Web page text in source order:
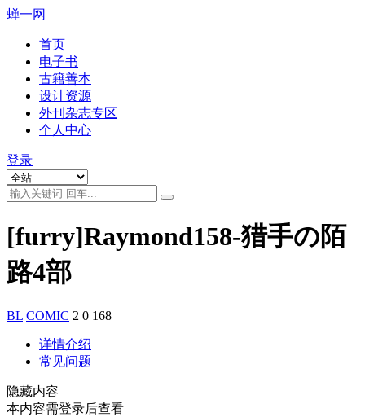
蝉一网
首页
电子书
古籍善本
设计资源
外刊杂志专区
个人中心
登录
[furry]Raymond158-猎手の陌
路4部
BL COMIC 2 0 168
详情介绍
常见问题
隐藏内容
本内容需登录后查看